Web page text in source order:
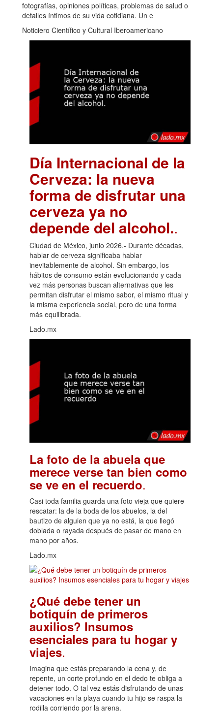
fotografías, opiniones políticas, problemas de salud o
detalles íntimos de su vida cotidiana. Un e
Noticiero Científico y Cultural Iberoamericano
Día Internacional de la
Cerveza: la nueva
forma de disfrutar una
cerveza ya no
depende del alcohol..
Ciudad de México, junio 2026.- Durante décadas,
hablar de cerveza significaba hablar
inevitablemente de alcohol. Sin embargo, los
hábitos de consumo están evolucionando y cada
vez más personas buscan alternativas que les
permitan disfrutar el mismo sabor, el mismo ritual y
la misma experiencia social, pero de una forma
más equilibrada.
Lado.mx
La foto de la abuela que
merece verse tan bien como
se ve en el recuerdo.
Casi toda familia guarda una foto vieja que quiere
rescatar: la de la boda de los abuelos, la del
bautizo de alguien que ya no está, la que llegó
doblada o rayada después de pasar de mano en
mano por años.
Lado.mx
¿Qué debe tener un
botiquín de primeros
auxilios? Insumos
esenciales para tu hogar y
viajes.
Imagina que estás preparando la cena y, de
repente, un corte profundo en el dedo te obliga a
detener todo. O tal vez estás disfrutando de unas
vacaciones en la playa cuando tu hijo se raspa la
rodilla corriendo por la arena.